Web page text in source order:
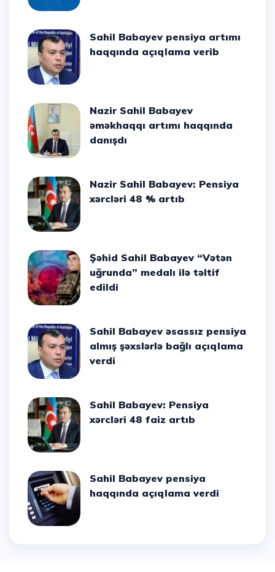
Sahil Babayev pensiya artımı
haqqında açıqlama verib
Nazir Sahil Babayev
əməkhaqqı artımı haqqında
danışdı
Nazir Sahil Babayev: Pensiya
xərcləri 48 % artıb
Şəhid Sahil Babayev “Vətən
uğrunda” medalı ilə təltif
edildi
Sahil Babayev əsassız pensiya
almış şəxslərlə bağlı açıqlama
verdi
Sahil Babayev: Pensiya
xərcləri 48 faiz artıb
Sahil Babayev pensiya
haqqında açıqlama verdi